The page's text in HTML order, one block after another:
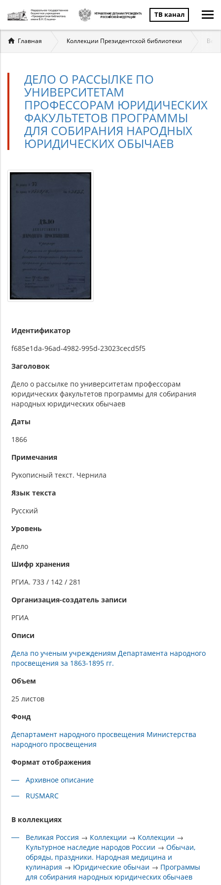
ТВ канал
Вы
здесь
Главная Коллекции Президентской библиотеки
ДЕЛО О РАССЫЛКЕ ПО
УНИВЕРСИТЕТАМ
ПРОФЕССОРАМ ЮРИДИЧЕСКИХ
ФАКУЛЬТЕТОВ ПРОГРАММЫ
ДЛЯ СОБИРАНИЯ НАРОДНЫХ
ЮРИДИЧЕСКИХ ОБЫЧАЕВ
Идентификатор
f685e1da-96ad-4982-995d-23023cecd5f5
Заголовок
Дело о рассылке по университетам профессорам
юридических факультетов программы для собирания
народных юридических обычаев
Даты
1866
Примечания
Рукописный текст. Чернила
Язык текста
Русский
Уровень
Дело
Шифр хранения
РГИА. 733 / 142 / 281
Организация-создатель записи
РГИА
Описи
Дела по ученым учреждениям Департамента народного
просвещения за 1863-1895 гг.
Объем
25 листов
Фонд
Департамент народного просвещения Министерства
народного просвещения
Формат отображения
Архивное описание
RUSMARC
В коллекциях
Великая Россия → Коллекции → Коллекции →
Культурное наследие народов России →Обычаи,
обряды, праздники. Народная медицина и
кулинария → Юридические обычаи → Программы
для собирания народных юридических обычаев